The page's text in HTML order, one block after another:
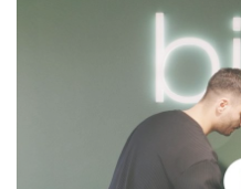
Markedsførings-cookies
nettsteder. Hensikten er å
engasjerende for den
verdifull for utgivere og